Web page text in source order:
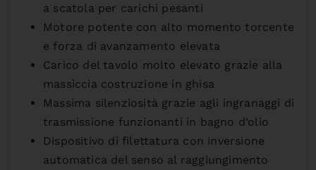
a scatola per carichi pesanti
Motore potente con alto momento torcente
e forza di avanzamento elevata
Carico del tavolo molto elevato grazie alla
massiccia costruzione in ghisa
Massima silenziosità grazie agli ingranaggi di
trasmissione funzionanti in bagno d‘olio
Dispositivo di filettatura con inversione
automatica del senso al raggiungimento